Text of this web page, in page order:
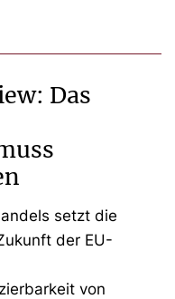
Das
setzt die
der EU-
von